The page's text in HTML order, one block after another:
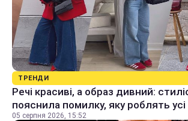
ТРЕНДИ
Речі красиві, а образ дивний:
пояснила помилку, яку роблять
05 серпня 2026, 15:52